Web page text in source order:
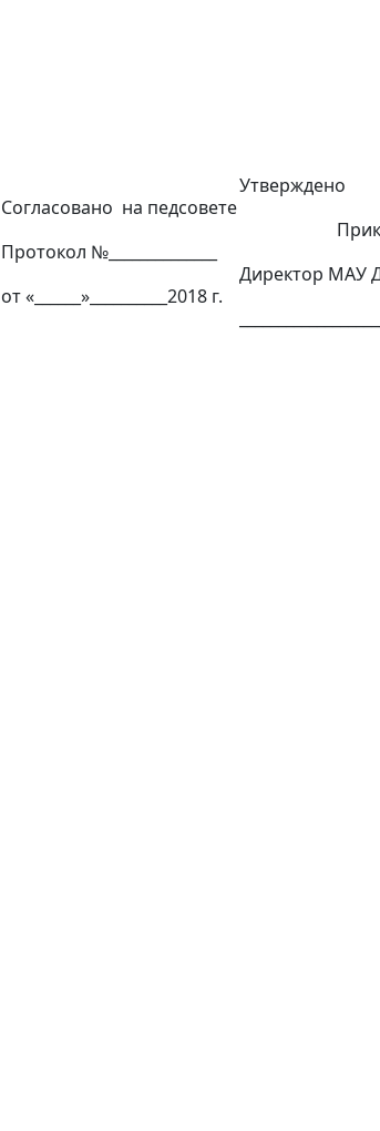
Согласовано на педсовете
Протокол №______________
от «______»__________2018 г.
Утверждено
Приказ
Директор МАУ